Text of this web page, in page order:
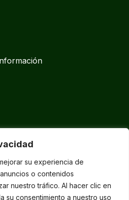
su experiencia de
o contenidos
nuestro tráfico. Al hacer clic en
su consentimiento a nuestro uso